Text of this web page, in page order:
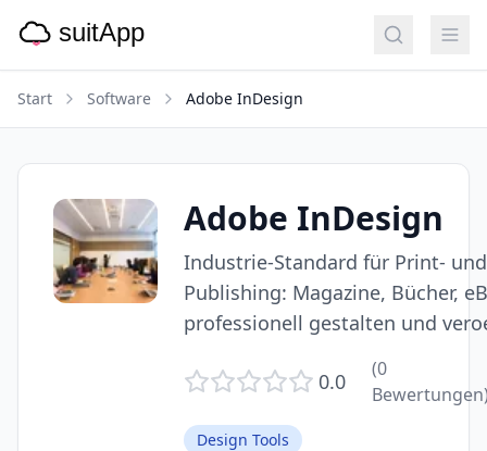
Start Software Adobe InDesign
Adobe InDesign
Industrie-Standard für Print-
Publishing: Magazine, Bücher,
professionell gestalten und
0.0 (0
Design Tools